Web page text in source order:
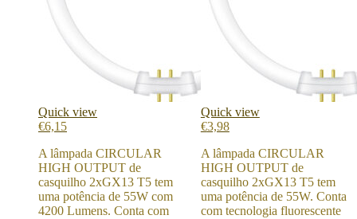
Quick view
€6,15
A lâmpada CIRCULAR
HIGH OUTPUT de
casquilho 2xGX13 T5 tem
uma potência de 55W com
4200 Lumens. Conta com
Quick view
€3,98
A lâmpada CIRCULAR
HIGH OUTPUT de
casquilho 2xGX13 T5 tem
uma potência de 55W. Conta
com tecnologia fluorescente